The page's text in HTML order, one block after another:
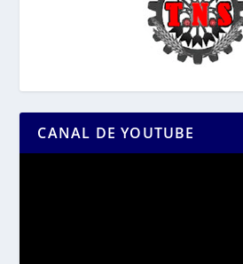
CANAL DE YOUTUBE